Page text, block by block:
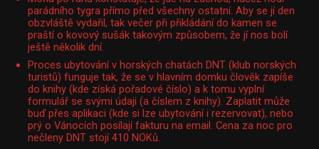
parádního tygra přímo před všechny ostatní. Aby se jí den
obzvláště vydařil, tak večer při přikládání do kamen se
praští o kovový sušák takovým způsobem, že jí nos bolí
ještě několik dní.
Proces ubytování v horských chatách DNT (klub norských
turistů) funguje tak, že se v hlavním domku člověk zapíše
do knihy (kde získá pořadové číslo) a k tomu vyplní
formulář se svými údaji (a číslem z knihy). Zaplatit může
buď přes aplikaci (kde si lze ubytování i rezervovat), nebo
prý o Vánocích posílají fakturu na email. Cena za noc pro
nečleny DNT stojí 410 NOKů.